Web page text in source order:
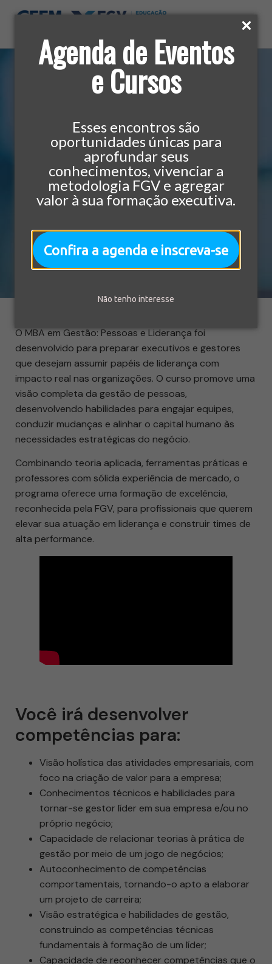
Agenda de Eventos
e Cursos
Esses encontros são
oportunidades únicas para
aprofundar seus
conhecimentos, vivenciar a
metodologia FGV e agregar
valor à sua formação executiva.
Confira a agenda e inscreva-se
Não tenho interesse
Home » Cursos » Liderança e Pessoas » MBA em
Gestão: Pessoas e Liderança
Liderança e Pessoas 432h Aula
MBA em Gestão:
Pessoas e Liderança
Baixe a Ementa Completa
O MBA em Gestão: Pessoas e Liderança foi
desenvolvido para preparar executivos e gestores
que desejam assumir papéis de liderança com
impacto real nas organizações. O curso promove uma
visão completa da gestão de pessoas,
desenvolvendo habilidades para engajar equipes,
conduzir mudanças e alinhar o capital humano às
necessidades estratégicas do negócio.
Combinando teoria aplicada, ferramentas práticas e
professores com sólida experiência de mercado, o
programa oferece uma formação de excelência,
reconhecida pela FGV, para profissionais que querem
elevar sua atuação em liderança e construir times de
alta performance.
Você irá desenvolver
competências para:
Visão holística das atividades empresariais, com
foco na criação de valor para a empresa;
Conhecimentos técnicos e habilidades para
tornar-se gestor líder em sua empresa e/ou no
próprio negócio;
Capacidade de relacionar teorias à prática de
gestão por meio de um jogo de negócios;
Autoconhecimento de competências
comportamentais, tornando-o apto a elaborar
um projeto de carreira;
Visão estratégica e habilidades de gestão,
construindo as competências técnicas
fundamentais à formação de um líder;
Capacidade de reconhecer competências que o